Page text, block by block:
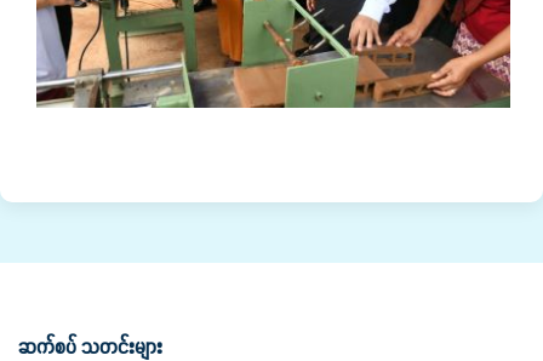
ဆက်စပ် သတင်းများ